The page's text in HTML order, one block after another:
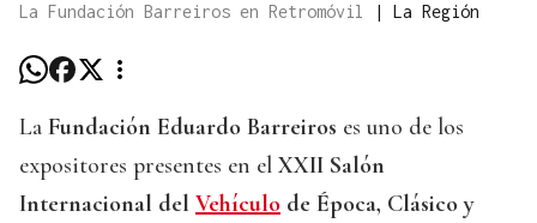
La Fundación Barreiros en Retromóvil | La Región
La Fundación Eduardo Barreiros es uno de los
expositores presentes en el XXII Salón
Internacional del Vehículo de Época, Clásico y